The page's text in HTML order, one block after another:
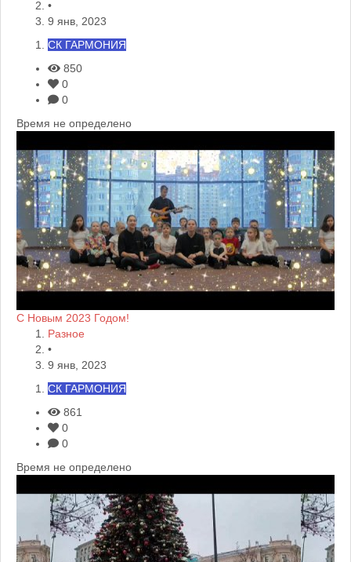
•
9 янв, 2023
СК ГАРМОНИЯ
850
0
0
Время не определено
С Новым 2023 Годом!
Разное
•
9 янв, 2023
СК ГАРМОНИЯ
861
0
0
Время не определено